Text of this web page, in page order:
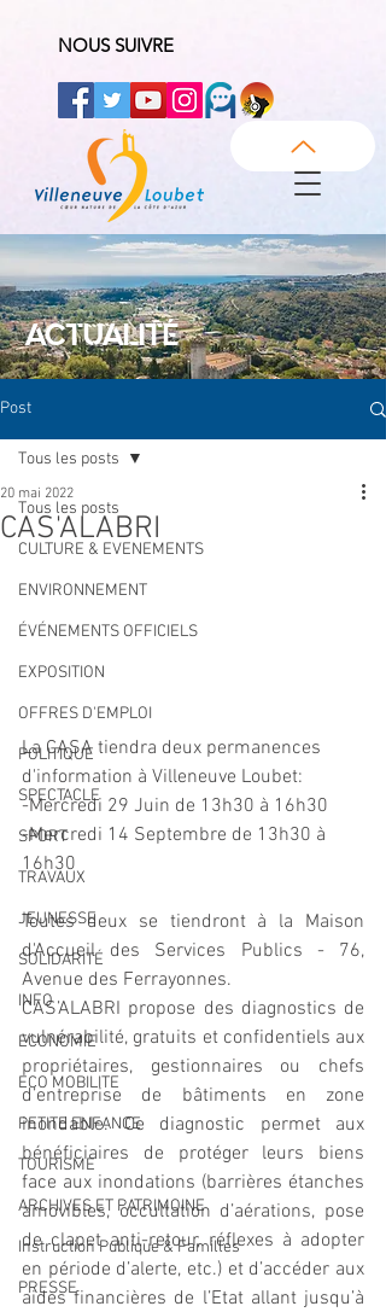
NOUS SUIVRE
ACTUALITÉ
Post
Tous les posts
CULTURE & EVENEMENTS
ENVIRONNEMENT
ÉVÉNEMENTS OFFICIELS
EXPOSITION
OFFRES D'EMPLOI
POLITIQUE
SPECTACLE
SPORT
TRAVAUX
JEUNESSE
SOLIDARITÉ
INFO
ECONOMIE
ECO MOBILITE
PETITE ENFANCE
TOURISME
ARCHIVES ET PATRIMOINE
Instruction Publique & Familles
PRESSE
Tous les posts
CAS'ALABRI
20 mai 2022
La CASA tiendra deux permanences
d'information à Villeneuve Loubet:
-Mercredi 29 Juin de 13h30 à 16h30
-Mercredi 14 Septembre de 13h30 à
16h30
Toutes deux se tiendront à la Maison
d'Accueil des Services Publics - 76,
Avenue des Ferrayonnes.
CAS’ALABRI propose des diagnostics de
vulnérabilité, gratuits et confidentiels aux
propriétaires, gestionnaires ou chefs
d’entreprise de bâtiments en zone
inondable. Ce diagnostic permet aux
bénéficiaires de protéger leurs biens
face aux inondations (barrières étanches
amovibles, occultation d’aérations, pose
de clapet anti-retour, réflexes à adopter
en période d’alerte, etc.) et d’accéder aux
aides financières de l’Etat allant jusqu’à